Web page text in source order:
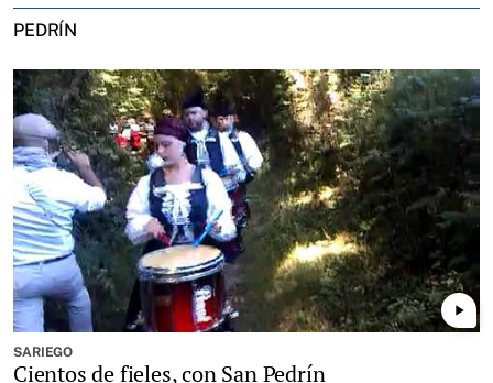
PEDRÍN
play_arrow
SARIEGO
Cientos de fieles, con San Pedrín